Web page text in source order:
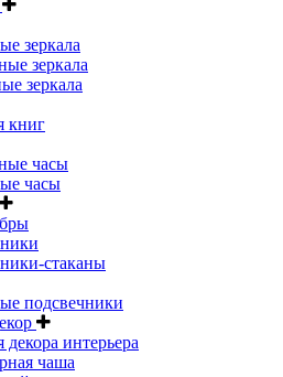
зеркала
зеркала
зеркала
книг
часы
часы
стаканы
подсвечники
декора интерьера
чаша